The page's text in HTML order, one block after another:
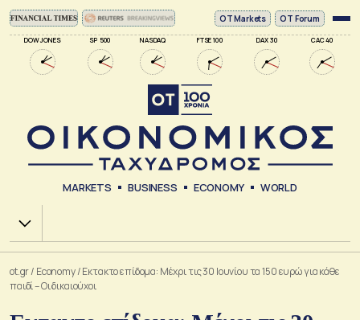
DOW JONES SP 500 NASDAQ FTSE 100 DAX 30 CAC 40
ΟΤ Markets OT Forum
MARKETS BUSINESS ECONOMY WORLD
Χ.Α.
ot.gr/ Economy/Εκτακτο επίδομα: Μέχρι τις 30 Ιουνίου τα 150 ευρώ για κάθε
παιδί – Οι δικαιούχοι